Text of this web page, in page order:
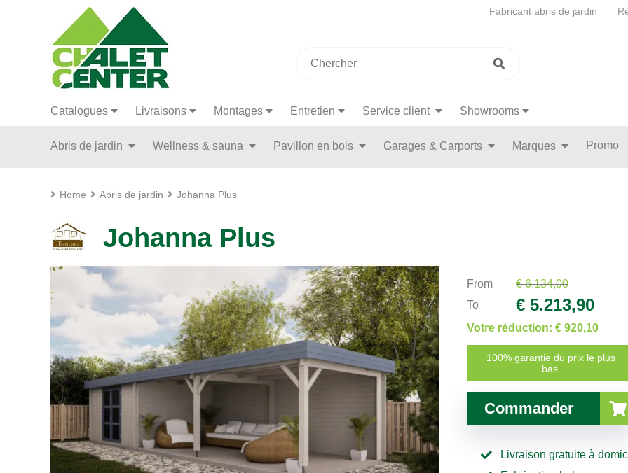
Fabricant abris de jardin
Catalogues Livraisons Montages Entretien Service client Showrooms
Abris de jardin Wellness & sauna Pavillon en bois Garages & Carports Marques Promo
Home Abris de jardin Johanna Plus
Johanna Plus
From
€ 6.134,00
To
€ 5.213,90
Votre réduction: € 920,10
100% garantie du prix le plus
bas.
Commander
Livraison gratuite à